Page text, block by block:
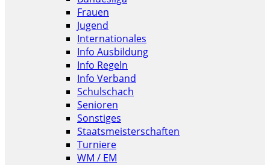
Frauen
Jugend
Internationales
Info Ausbildung
Info Regeln
Info Verband
Schulschach
Senioren
Sonstiges
Staatsmeisterschaften
Turniere
WM / EM